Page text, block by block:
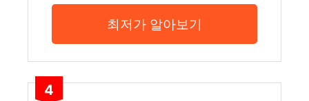
최저가 알아보기
4